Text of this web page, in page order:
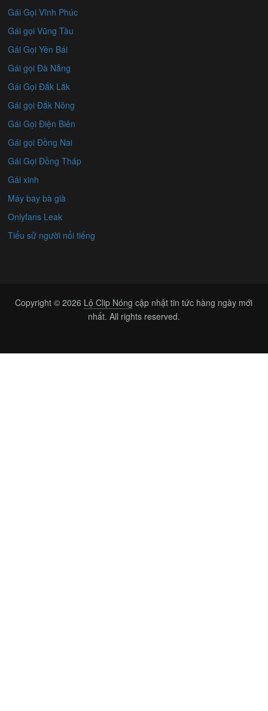
Gái Gọi Vĩnh Phúc
Gái gọi Vũng Tàu
Gái Gọi Yên Bái
Gái gọi Đà Nẵng
Gái Gọi Đắk Lắk
Gái gọi Đắk Nông
Gái Gọi Điện Biên
Gái gọi Đồng Nai
Gái Gọi Đồng Tháp
Gái xinh
Máy bay bà già
Onlyfans Leak
Tiểu sử người nổi tiếng
Copyright © 2026 Lộ Clip Nóng cập nhật tin tức hàng ngày mới
nhất. All rights reserved.